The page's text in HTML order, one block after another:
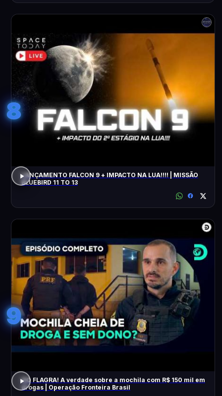
8
LANÇAMENTO FALCON 9 + IMPACTO NA LUA!!!! | MISSÃO
BLUEBIRD 11 TO 13
9
NO FLAGRA! A verdade sobre a mochila com R$ 150 mil em
drogas | Operação Fronteira Brasil